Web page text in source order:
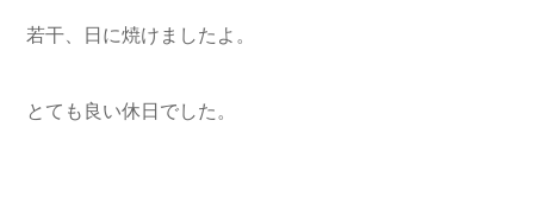
若干、日に焼けましたよ。
とても良い休日でした。